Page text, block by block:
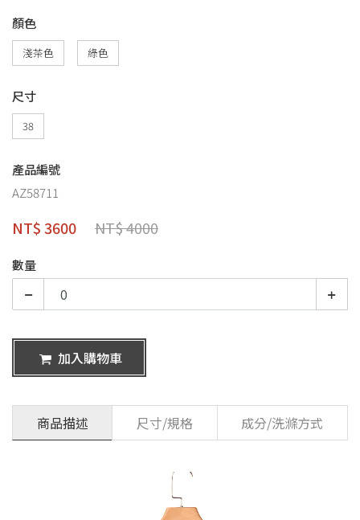
顏色
淺茶色 綠色
尺寸
38
產品編號
AZ58711
NT$ 3600 NT$ 4000
數量
加入購物車
商品描述 尺寸/規格 成分/洗滌方式